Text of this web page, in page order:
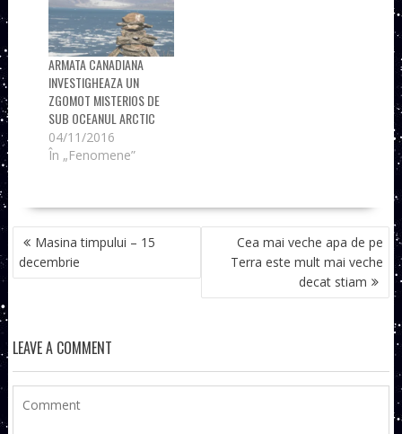
ARMATA CANADIANA
INVESTIGHEAZA UN
ZGOMOT MISTERIOS DE
SUB OCEANUL ARCTIC
04/11/2016
În „Fenomene”
NAVIGARE
ÎN
ARTICOLE
Masina timpului – 15
decembrie
Cea mai veche apa de pe
Terra este mult mai veche
decat stiam
LEAVE A COMMENT